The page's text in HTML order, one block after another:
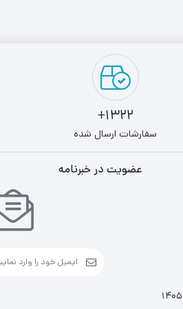
1322+
سفارشات ارسال شده
عضویت در خبرنامه